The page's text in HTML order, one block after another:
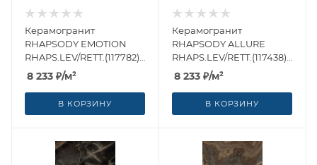
Керамогранит
RHAPSODY EMOTION
RHAPS.LEV/RETT.(117782)
60x120 от Naxos Ceramica
(Италия)
8 233 ₽/м²
В КОРЗИНУ
Керамогранит
RHAPSODY ALLURE
RHAPS.LEV/RETT.(117438)
60x120 от Naxos Ceramica
(Италия)
8 233 ₽/м²
В КОРЗИНУ